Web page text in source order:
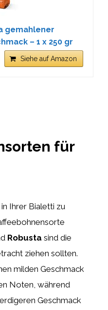
gemahlener
– 1 x 250 gr
Siehe auf Amazon
für
Ihrer Bialetti zu
Robusta sind die
ziehen sollten.
milden Geschmack
Noten, während
Geschmack